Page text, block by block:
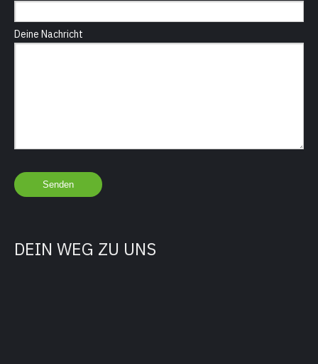
Deine Nachricht
DEIN WEG ZU UNS